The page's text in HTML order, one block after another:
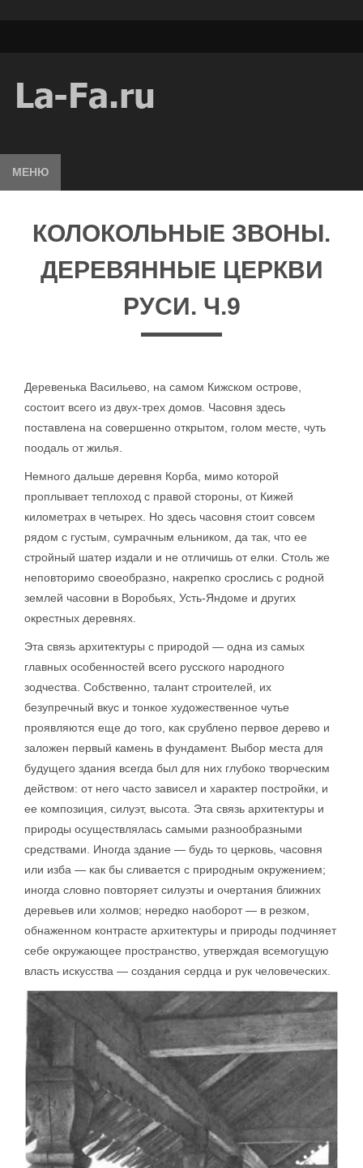
МЕНЮ
КОЛОКОЛЬНЫЕ ЗВОНЫ.
ДЕРЕВЯННЫЕ ЦЕРКВИ
РУСИ. Ч.9
Деревенька Васильево, на самом Кижском острове,
состоит всего из двух-трех домов. Часовня здесь
поставлена на совершенно открытом, голом месте, чуть
поодаль от жилья.
Немного дальше деревня Корба, мимо которой
проплывает теплоход с правой стороны, от Кижей
километрах в четырех. Но здесь часовня стоит совсем
рядом с густым, сумрачным ельником, да так, что ее
стройный шатер издали и не отличишь от елки. Столь же
неповторимо своеобразно, накрепко срослись с родной
землей часовни в Воробьях, Усть-Яндоме и других
окрестных деревнях.
Эта связь архитектуры с природой — одна из самых
главных особенностей всего русского народного
зодчества. Собственно, талант строителей, их
безупречный вкус и тонкое художественное чутье
проявляются еще до того, как срублено первое дерево и
заложен первый камень в фундамент. Выбор места для
будущего здания всегда был для них глубоко творческим
действом: от него часто зависел и характер постройки, и
ее композиция, силуэт, высота. Эта связь архитектуры и
природы осуществлялась самыми разнообразными
средствами. Иногда здание — будь то церковь, часовня
или изба — как бы сливается с природным окружением;
иногда словно повторяет силуэты и очертания ближних
деревьев или холмов; нередко наоборот — в резком,
обнаженном контрасте архитектуры и природы подчиняет
себе окружающее пространство, утверждая всемогущую
власть искусства — создания сердца и рук человеческих.